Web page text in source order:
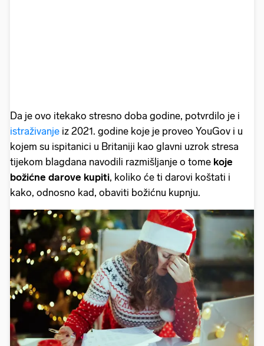
Da je ovo itekako stresno doba godine, potvrdilo je i
istraživanje iz 2021. godine koje je proveo YouGov i u
kojem su ispitanici u Britaniji kao glavni uzrok stresa
tijekom blagdana navodili razmišljanje o tome koje
božićne darove kupiti, koliko će ti darovi koštati i
kako, odnosno kad, obaviti božićnu kupnju.